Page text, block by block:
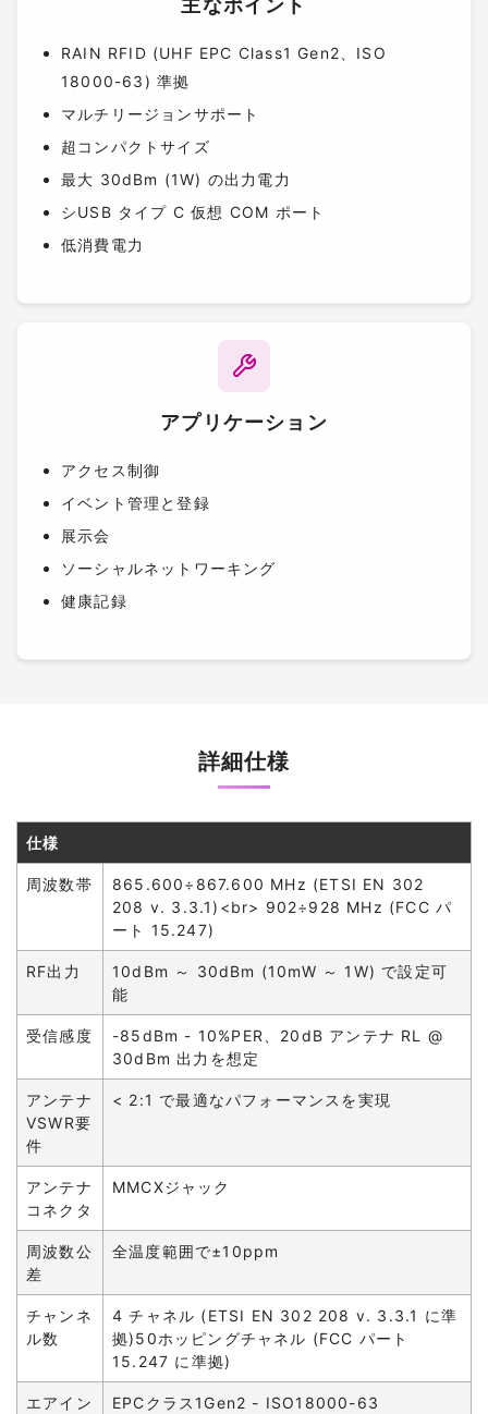
RAIN RFID (UHF EPC Class1 Gen2、ISO
18000-63) 準拠
マルチリージョンサポート
超コンパクトサイズ
最大 30dBm (1W) の出力電力
シUSB タイプ C 仮想 COM ポート
低消費電力
アプリケーション
アクセス制御
イベント管理と登録
展示会
ソーシャルネットワーキング
健康記録
詳細仕様
仕様
周波数帯
865.600÷867.600 MHz (ETSI EN 302
208 v. 3.3.1)<br> 902÷928 MHz (FCC パ
ート 15.247)
RF出力
10dBm ～ 30dBm (10mW ～ 1W) で設定可
能
受信感度
-85dBm - 10%PER、20dB アンテナ RL @
30dBm 出力を想定
アンテナ
VSWR要
件
< 2:1 で最適なパフォーマンスを実現
アンテナ
コネクタ
MMCXジャック
周波数公
差
全温度範囲で±10ppm
チャンネ
ル数
4 チャネル (ETSI EN 302 208 v. 3.3.1 に準
拠)50ホッピングチャネル (FCC パート
15.247 に準拠)
エアイン
EPCクラス1Gen2 - ISO18000-63